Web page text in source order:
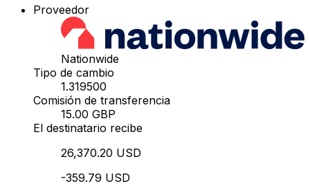
Proveedor
Nationwide
Tipo de cambio
1.319500
Comisión de transferencia
15.00 GBP
El destinatario recibe
26,370.20 USD
-359.79 USD